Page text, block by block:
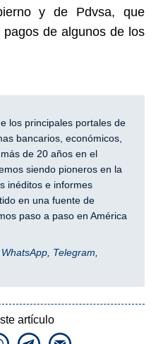
y de Pdvsa, que
de algunos de los
los principales portales de
bancarios, económicos,
de 20 años en el
siendo pioneros en la
inéditos e informes
en una fuente de
paso a paso en América
, Telegram,
artículo